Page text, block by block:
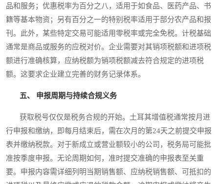
品和服务；优惠税率为百分之八，适用于如食品、医药产品、书
籍等基本物资；另有百分之一的特别税率适用于部分农产品和报
刊。此外，某些特定交易可能适用零税率或完全免税。计税基础
通常是商品或服务的应税对价。企业需要对其销项税额和进项税
额进行准确核算，应纳税额为销项税额减去符合规定的进项税
额。这要求企业建立完善的财务记录体系。
五、 申报周期与持续合规义务
获取税号仅仅是税务合规的开始。土耳其增值税通常按月进
行申报和缴纳，即每月结束后，需在次月的第24天之前提交申报
表并缴纳税款。对于新成立或营业额较小的公司，税务局可能批
准按季度申报。无论周期如何，准时提交准确的申报表至关重
要。申报内容需详细列明当期销售额、应纳税销售额、可抵扣的